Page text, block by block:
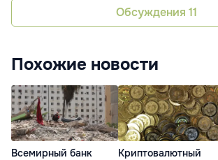
Обсуждения 11
Похожие новости
Всемирный банк
Криптовалютный